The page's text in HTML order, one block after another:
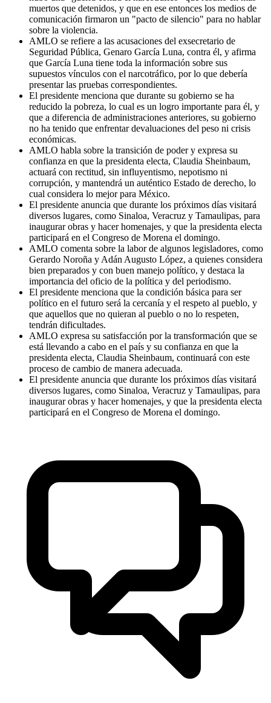
muertos que detenidos, y que en ese entonces los medios de
comunicación firmaron un "pacto de silencio" para no hablar
sobre la violencia.
AMLO se refiere a las acusaciones del exsecretario de
Seguridad Pública, Genaro García Luna, contra él, y afirma
que García Luna tiene toda la información sobre sus
supuestos vínculos con el narcotráfico, por lo que debería
presentar las pruebas correspondientes.
El presidente menciona que durante su gobierno se ha
reducido la pobreza, lo cual es un logro importante para él, y
que a diferencia de administraciones anteriores, su gobierno
no ha tenido que enfrentar devaluaciones del peso ni crisis
económicas.
AMLO habla sobre la transición de poder y expresa su
confianza en que la presidenta electa, Claudia Sheinbaum,
actuará con rectitud, sin influyentismo, nepotismo ni
corrupción, y mantendrá un auténtico Estado de derecho, lo
cual considera lo mejor para México.
El presidente anuncia que durante los próximos días visitará
diversos lugares, como Sinaloa, Veracruz y Tamaulipas, para
inaugurar obras y hacer homenajes, y que la presidenta electa
participará en el Congreso de Morena el domingo.
AMLO comenta sobre la labor de algunos legisladores, como
Gerardo Noroña y Adán Augusto López, a quienes considera
bien preparados y con buen manejo político, y destaca la
importancia del oficio de la política y del periodismo.
El presidente menciona que la condición básica para ser
político en el futuro será la cercanía y el respeto al pueblo, y
que aquellos que no quieran al pueblo o no lo respeten,
tendrán dificultades.
AMLO expresa su satisfacción por la transformación que se
está llevando a cabo en el país y su confianza en que la
presidenta electa, Claudia Sheinbaum, continuará con este
proceso de cambio de manera adecuada.
El presidente anuncia que durante los próximos días visitará
diversos lugares, como Sinaloa, Veracruz y Tamaulipas, para
inaugurar obras y hacer homenajes, y que la presidenta electa
participará en el Congreso de Morena el domingo.